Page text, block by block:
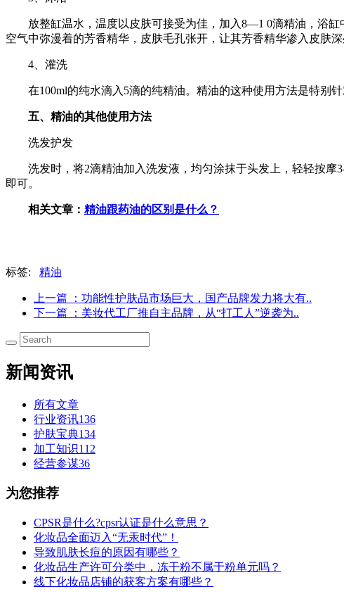
放整缸温水，温度以皮肤可接受为佳，加入8—1 0滴精油，浴缸
空气中弥漫着的芳香精华，皮肤毛孔张开，让其芳香精华渗入皮肤
4、灌洗
在100ml的纯水滴入5滴的纯精油。精油的这种使用方法是特别针
五、精油的其他使用方法
洗发护发
洗发时，将2滴精油加入洗发液，均匀涂抹于头发上，轻轻按摩
即可。
相关文章： 精油跟药油的区别是什么？
标签: 精油
上一篇
：功能性护肤品市场巨大，国产品牌发力将大有..
下一篇
：美妆代工厂推自主品牌，从“打工人”逆袭为..
新闻资讯
所有文章
行业资讯136
护肤宝典134
加工知识112
经营参谋36
为您推荐
CPSR是什么?cpsr认证是什么意思？
化妆品全面迈入“无汞时代”！
导致肌肤长痘的原因有哪些？
化妆品生产许可分类中，冻干粉不属于粉单元吗？
线下化妆品店铺的获客方案有哪些？